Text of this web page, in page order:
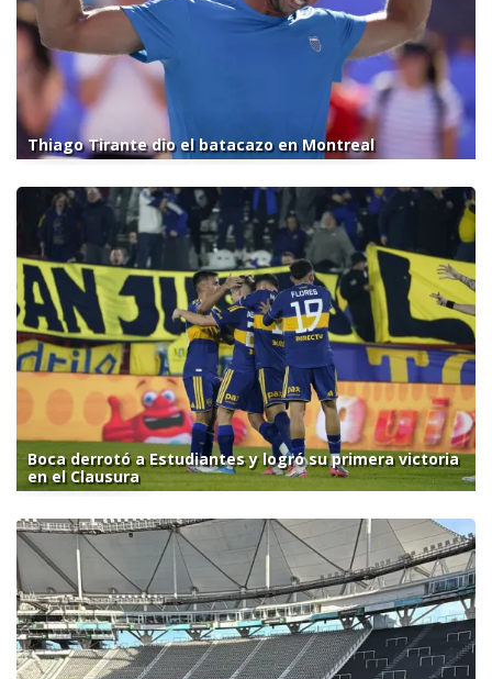
Thiago Tirante dio el batacazo en Montreal
Boca derrotó a Estudiantes y logró su primera victoria
en el Clausura